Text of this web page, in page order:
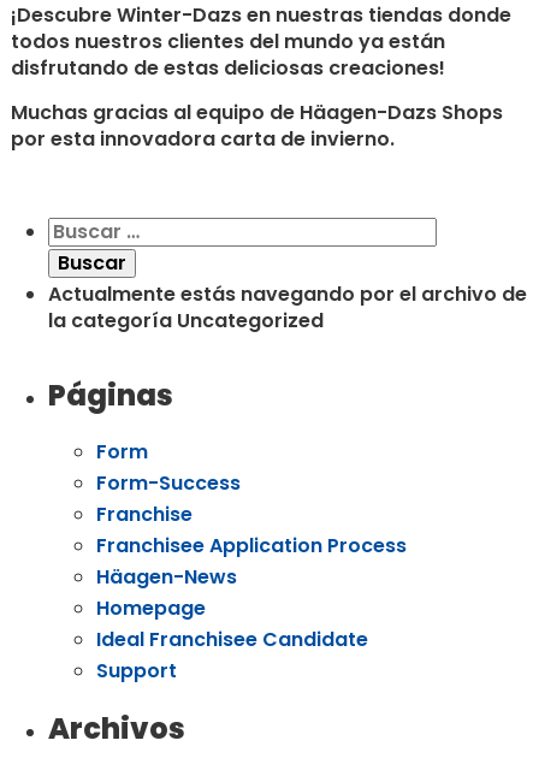
¡Descubre Winter-Dazs en nuestras tiendas donde
todos nuestros clientes del mundo ya están
disfrutando de estas deliciosas creaciones!
Muchas gracias al equipo de Häagen-Dazs Shops
por esta innovadora carta de invierno.
Buscar:
Actualmente estás navegando por el archivo de
la categoría Uncategorized
Páginas
Form
Form-Success
Franchise
Franchisee Application Process
Häagen-News
Homepage
Ideal Franchisee Candidate
Support
Archivos